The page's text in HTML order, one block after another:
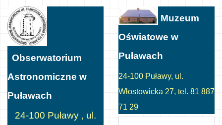
Obserwatorium
Astronomiczne w
Puławach
24-100 Puławy , ul.
Muzeum
Oświatowe w
Puławach
24-100 Puławy, ul.
Włostowicka 27, tel. 81 887
71 29